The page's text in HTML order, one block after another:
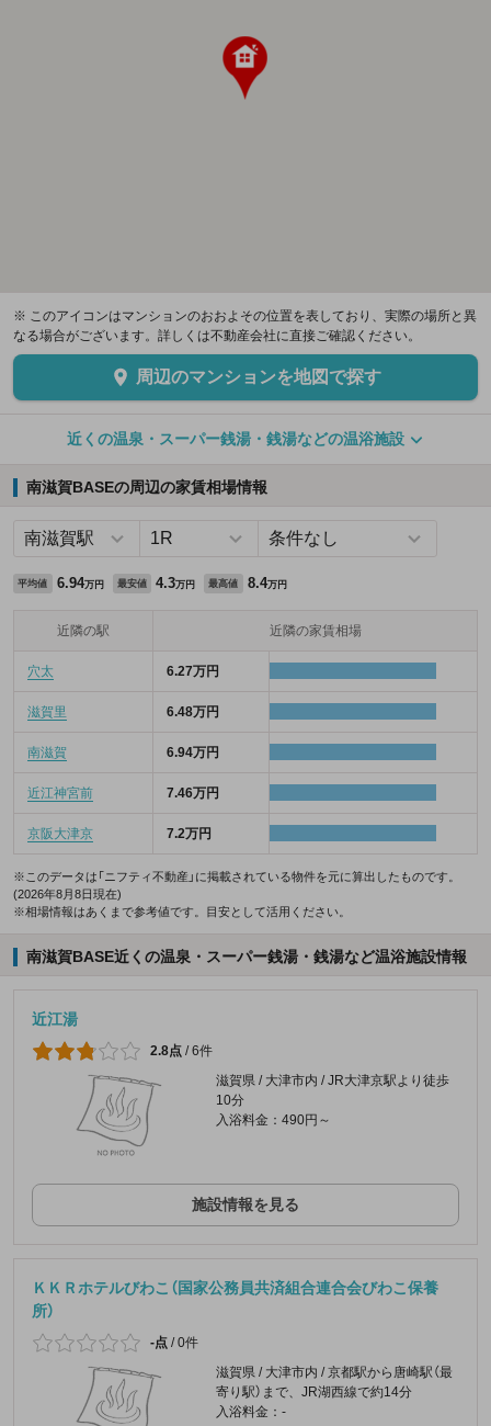
※ このアイコンはマンションのおおよその位置を表しており、実際の場所と異
なる場合がございます。詳しくは不動産会社に直接ご確認ください。
周辺のマンションを地図で探す
近くの温泉・スーパー銭湯・銭湯などの温浴施設
南滋賀BASEの周辺の家賃相場情報
平均値 6.94万円 最安値 4.3万円 最高値 8.4万円
近隣の駅 近隣の家賃相場
穴太 6.27万円
滋賀里 6.48万円
南滋賀 6.94万円
近江神宮前 7.46万円
京阪大津京 7.2万円
※このデータは「ニフティ不動産」に掲載されている物件を元に算出したものです。
(2026年8月8日現在)
※相場情報はあくまで参考値です。目安として活用ください。
南滋賀BASE近くの温泉・スーパー銭湯・銭湯など温浴施設情報
近江湯
2.8点 /6件
滋賀県 / 大津市内 / JR大津京駅より徒歩
10分
入浴料金：490円～
施設情報を見る
ＫＫＲホテルびわこ（国家公務員共済組合連合会びわこ保養
所）
-点 /0件
滋賀県 / 大津市内 / 京都駅から唐崎駅（最
寄り駅）まで、JR湖西線で約14分
入浴料金：-